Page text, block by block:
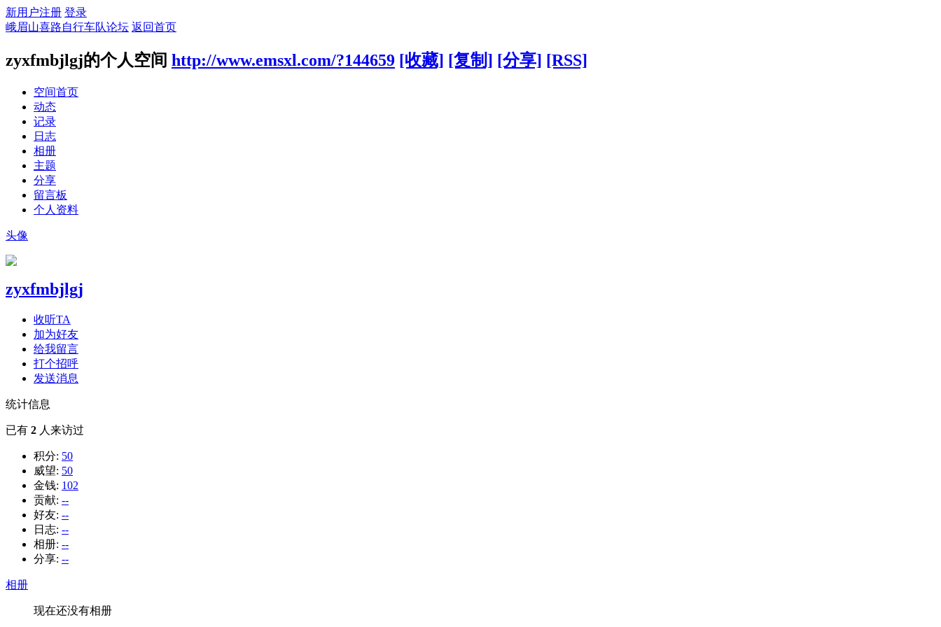
新用户注册 登录
峨眉山喜路自行车队论坛 返回首页
zyxfmbjlgj的个人空间 http://www.emsxl.com/?144659 [收藏] [复制] [分享] [RSS]
空间首页
动态
记录
日志
相册
主题
分享
留言板
个人资料
头像
zyxfmbjlgj
收听TA
加为好友
给我留言
打个招呼
发送消息
统计信息
已有 2 人来访过
积分: 50
威望: 50
金钱: 102
贡献: --
好友: --
日志: --
相册: --
分享: --
相册
现在还没有相册